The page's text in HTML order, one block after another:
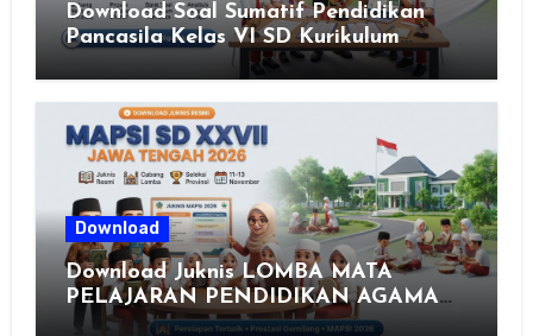
Download Soal Sumatif Pendidikan
Pancasila Kelas VI SD Kurikulum
Merdeka, Solusi Praktis Guru
Download
Download Juknis LOMBA MATA
PELAJARAN PENDIDIKAN AGAMA
ISLAM DAN SENI ISLAMI (MAPSI)